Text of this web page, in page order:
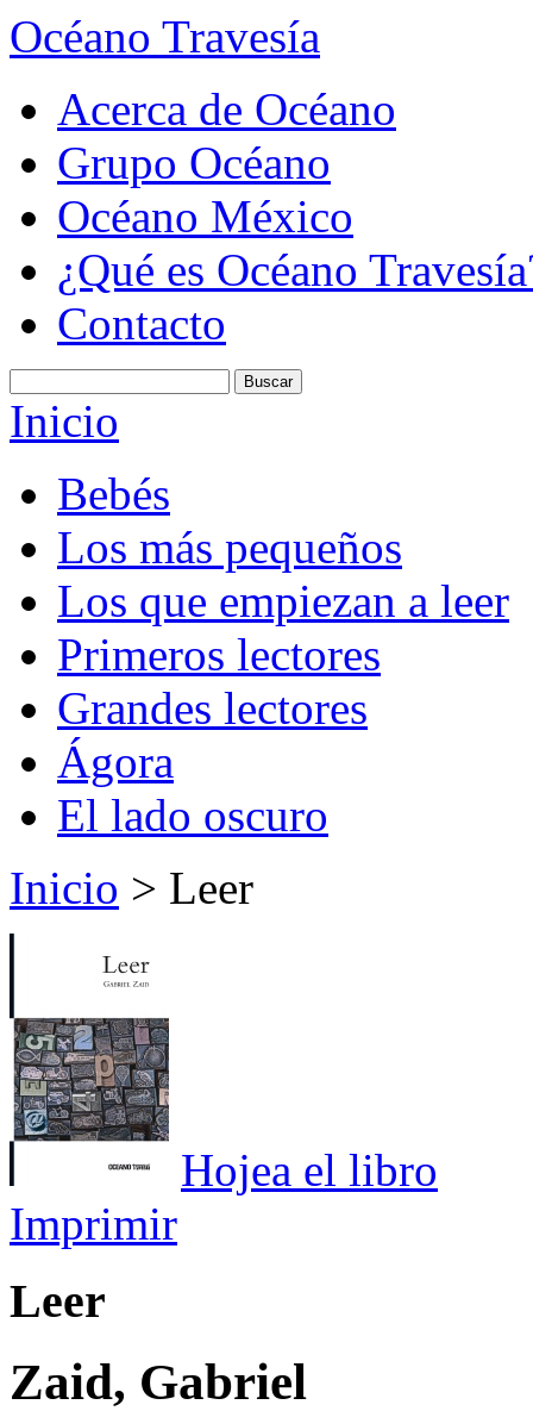
Océano Travesía
Acerca de Océano
Grupo Océano
Océano México
¿Qué es Océano
Contacto
Inicio
Bebés
Los más pequeños
Los que empiezan a leer
Primeros lectores
Grandes lectores
Ágora
El lado oscuro
Inicio > Leer
Hojea el libro
Imprimir
Leer
Zaid, Gabriel